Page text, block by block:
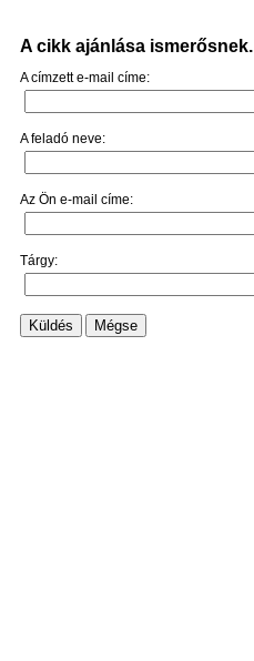
A cikk ajánlása ismerősnek.
A címzett e-mail címe:
A feladó neve:
Az Ön e-mail címe:
Tárgy:
Küldés Mégse